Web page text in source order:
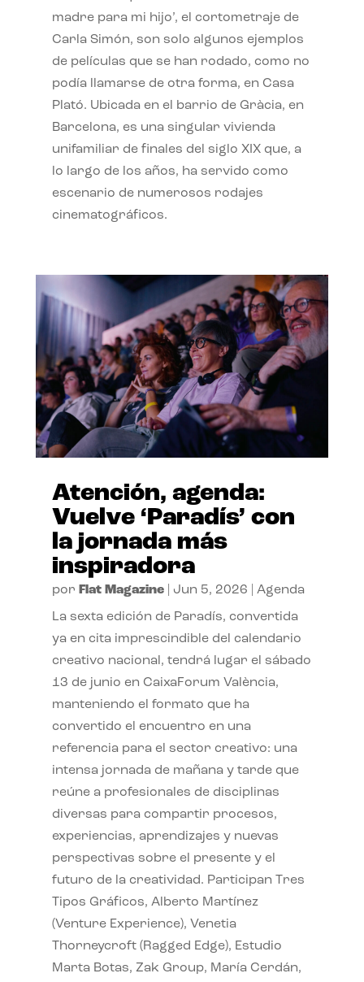
madre para mi hijo’, el cortometraje de
Carla Simón, son solo algunos ejemplos
de películas que se han rodado, como no
podía llamarse de otra forma, en Casa
Plató. Ubicada en el barrio de Gràcia, en
Barcelona, es una singular vivienda
unifamiliar de finales del siglo XIX que, a
lo largo de los años, ha servido como
escenario de numerosos rodajes
cinematográficos.
Atención, agenda:
Vuelve ‘Paradís’ con
la jornada más
inspiradora
por Flat Magazine| Jun 5, 2026 Agenda
La sexta edición de Paradís, convertida
ya en cita imprescindible del calendario
creativo nacional, tendrá lugar el sábado
13 de junio en CaixaForum València,
manteniendo el formato que ha
convertido el encuentro en una
referencia para el sector creativo: una
intensa jornada de mañana y tarde que
reúne a profesionales de disciplinas
diversas para compartir procesos,
experiencias, aprendizajes y nuevas
perspectivas sobre el presente y el
futuro de la creatividad. Participan Tres
Tipos Gráficos, Alberto Martínez
(Venture Experience), Venetia
Thorneycroft (Ragged Edge), Estudio
Marta Botas, Zak Group, María Cerdán,